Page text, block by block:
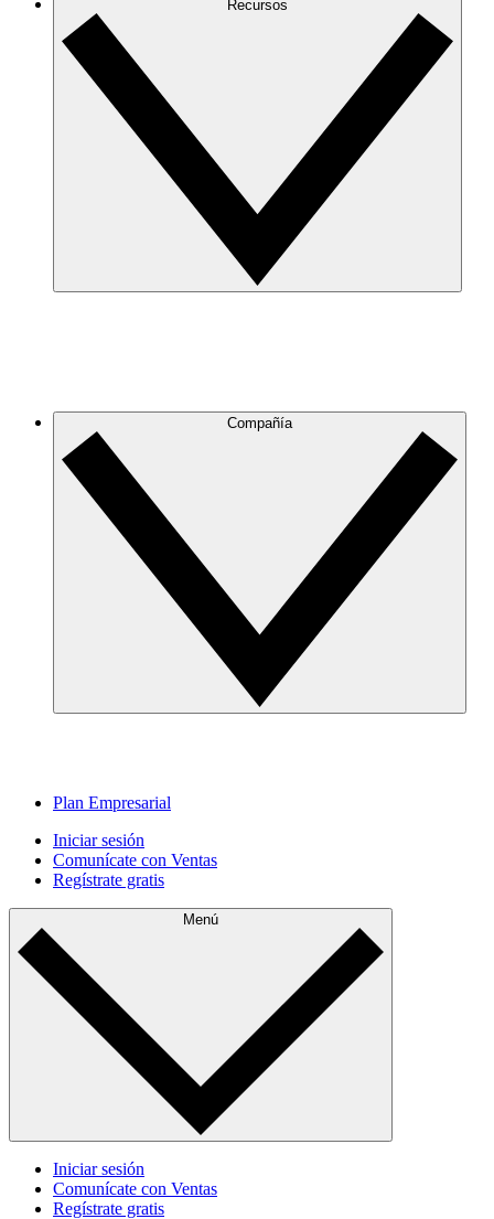
Recursos
Compañía
Plan Empresarial
Iniciar sesión
Comunícate con Ventas
Regístrate gratis
Menú
Iniciar sesión
Comunícate con Ventas
Regístrate gratis